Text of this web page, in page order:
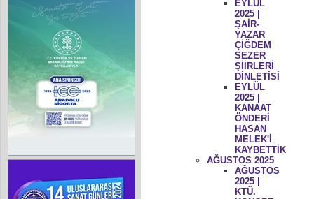
EYLÜL
2025 |
ŞAİR-
YAZAR
ÇİĞDEM
SEZER
ŞİİRLERİ
DİNLETİSİ
EYLÜL
2025 |
KANAAT
ÖNDERİ
HASAN
MELEK'İ
KAYBETTİK
AĞUSTOS 2025
AĞUSTOS
2025 |
KTÜ.